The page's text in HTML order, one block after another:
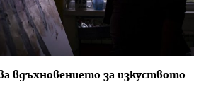
вдъхновението за изкуството